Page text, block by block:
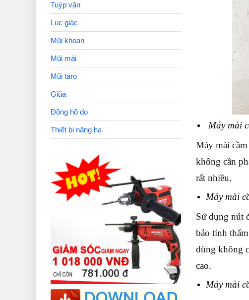
Máy mài
Máy mài
không cần
rất nhiều.
Máy mài
Sử dụng nút
bảo tính
dùng không
cao.
Máy mài
Tuýp vặn
Lục giác
Mũi khoan
Mũi mài
Mũi taro
Giũa
Đồng hồ đo
Thiết bị nâng hạ